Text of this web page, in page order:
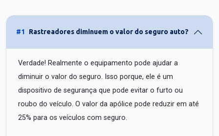
#1 Rastreadores diminuem o valor do seguro auto?
Verdade! Realmente o equipamento pode ajudar a
diminuir o valor do seguro. Isso porque, ele é um
dispositivo de segurança que pode evitar o furto ou
roubo do veículo. O valor da apólice pode reduzir em até
25% para os veículos com seguro.